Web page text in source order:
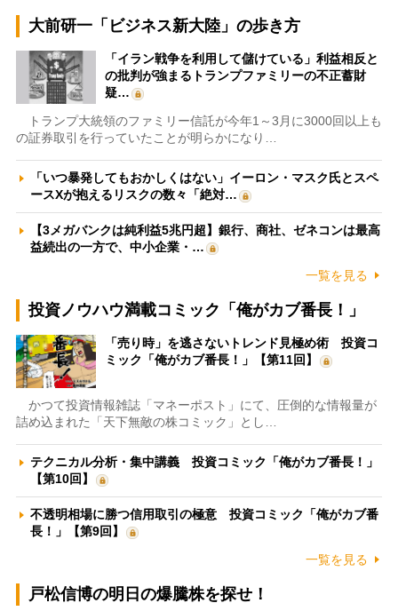
大前研一「ビジネス新大陸」の歩き方
「イラン戦争を利用して儲けている」利益相反と
の批判が強まるトランプファミリーの不正蓄財
疑…
トランプ大統領のファミリー信託が今年1～3月に3000回以上も
の証券取引を行っていたことが明らかになり…
「いつ暴発してもおかしくはない」イーロン・マスク氏とスペ
ースXが抱えるリスクの数々「絶対…
【3メガバンクは純利益5兆円超】銀行、商社、ゼネコンは最高
益続出の一方で、中小企業・…
一覧を見る
投資ノウハウ満載コミック「俺がカブ番長！」
「売り時」を逃さないトレンド見極め術 投資コ
ミック「俺がカブ番長！」【第11回】
かつて投資情報雑誌「マネーポスト」にて、圧倒的な情報量が
詰め込まれた「天下無敵の株コミック」とし…
テクニカル分析・集中講義 投資コミック「俺がカブ番長！」
【第10回】
不透明相場に勝つ信用取引の極意 投資コミック「俺がカブ番
長！」【第9回】
一覧を見る
戸松信博の明日の爆騰株を探せ！